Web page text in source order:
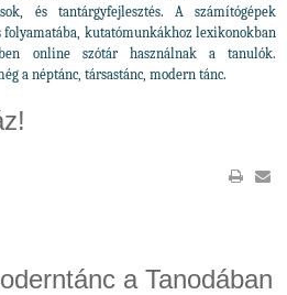
és tantárgyfejlesztés. A számítógépek
kutatómunkákhoz lexikonokban
online szótár használnak a tanulók.
a néptánc, társastánc, modern tánc.
a Tanodában